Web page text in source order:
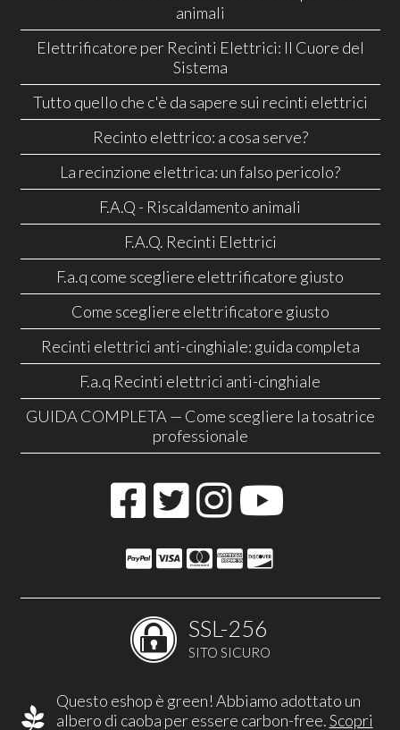
animali
Elettrificatore per Recinti Elettrici: Il Cuore del
Sistema
Tutto quello che c'è da sapere sui recinti elettrici
Recinto elettrico: a cosa serve?
La recinzione elettrica: un falso pericolo?
F.A.Q - Riscaldamento animali
F.A.Q. Recinti Elettrici
F.a.q come scegliere elettrificatore giusto
Come scegliere elettrificatore giusto
Recinti elettrici anti-cinghiale: guida completa
F.a.q Recinti elettrici anti-cinghiale
GUIDA COMPLETA — Come scegliere la tosatrice
professionale
SSL-256
SITO SICURO
Questo eshop è green! Abbiamo adottato un
albero di caoba per essere carbon-free.Scopri